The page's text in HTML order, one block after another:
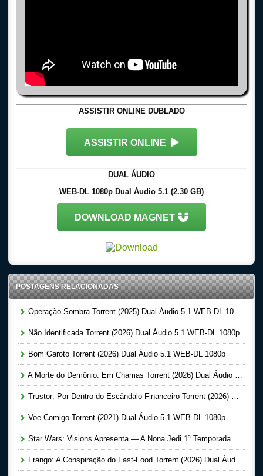
ASSISTIR ONLINE DUBLADO
ASSISTIR ONLINE
DUAL ÁUDIO
WEB-DL 1080p Dual Áudio 5.1 (2.30 GB)
DOWNLOAD MAGNET
POSTAGENS RELACIONADAS
Operação Sombra Torrent (2025) Dual Áudio 5.1 WEB-DL 1080p
Não Identificada Torrent (2026) Dual Áudio 5.1 WEB-DL 1080p
Bom Garoto Torrent (2026) Dual Áudio 5.1 WEB-DL 1080p
A Morte do Demônio: Em Chamas Torrent (2026) Dual Áudio WEB-DL 720p | 1080p
Trustor: Por Dentro do Escândalo Financeiro Torrent (2026) Dual Áudio 5.1 WEB-DL 1080p
Voe Comigo Torrent (2021) Dual Áudio 5.1 WEB-DL 1080p
Star Wars: Visions Apresenta — A Nona Jedi 1ª Temporada Completa Torrent (2026) Dual Áudio 5.1 WEB-DL 1080p
Frango: A Conspiração do Fast-Food Torrent (2026) Dual Áudio 5.1 WEB-DL 1080p